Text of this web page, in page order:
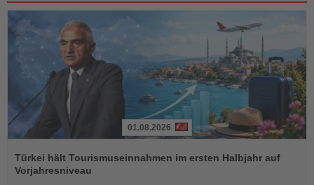
Sie
die
Nachrichten
01.08.2026
Türkei hält Tourismuseinnahmen im ersten Halbjahr auf
Vorjahresniveau